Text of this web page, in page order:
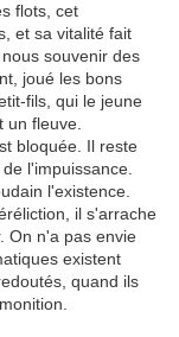
flots, cet
et sa vitalité fait
souvenir des
joué les bons
fils, qui le jeune
un fleuve.
bloquée. Il reste
l'impuissance.
l'existence.
il s'arrache
On n'a pas envie
existent
quand ils